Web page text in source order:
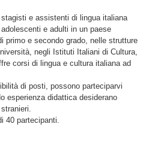
e assistenti di lingua italiana
e adulti in un paese
primo e secondo grado, nelle strutture
negli Istituti Italiani di Cultura,
corsi di lingua e cultura italiana ad
di posti, possono parteciparvi
esperienza didattica desiderano
40 partecipanti.